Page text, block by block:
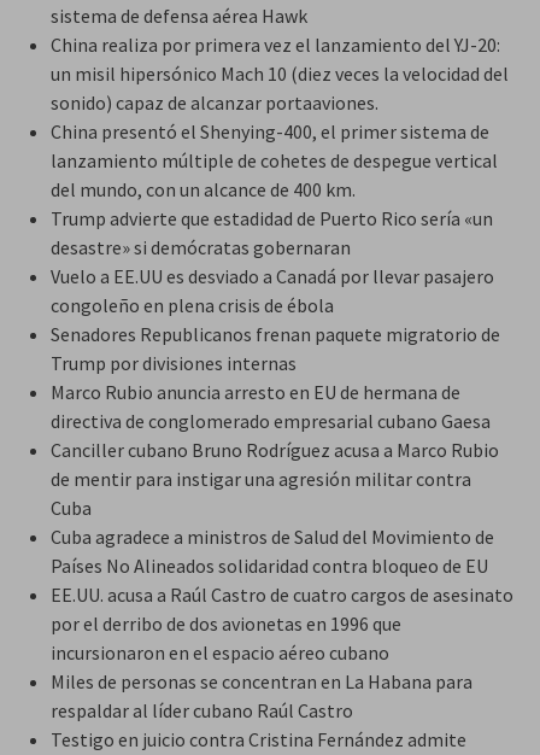
sistema de defensa aérea Hawk
China realiza por primera vez el lanzamiento del YJ-20:
un misil hipersónico Mach 10 (diez veces la velocidad del
sonido) capaz de alcanzar portaaviones.
China presentó el Shenying-400, el primer sistema de
lanzamiento múltiple de cohetes de despegue vertical
del mundo, con un alcance de 400 km.
Trump advierte que estadidad de Puerto Rico sería «un
desastre» si demócratas gobernaran
Vuelo a EE.UU es desviado a Canadá por llevar pasajero
congoleño en plena crisis de ébola
Senadores Republicanos frenan paquete migratorio de
Trump por divisiones internas
Marco Rubio anuncia arresto en EU de hermana de
directiva de conglomerado empresarial cubano Gaesa
Canciller cubano Bruno Rodríguez acusa a Marco Rubio
de mentir para instigar una agresión militar contra
Cuba
Cuba agradece a ministros de Salud del Movimiento de
Países No Alineados solidaridad contra bloqueo de EU
EE.UU. acusa a Raúl Castro de cuatro cargos de asesinato
por el derribo de dos avionetas en 1996 que
incursionaron en el espacio aéreo cubano
Miles de personas se concentran en La Habana para
respaldar al líder cubano Raúl Castro
Testigo en juicio contra Cristina Fernández admite